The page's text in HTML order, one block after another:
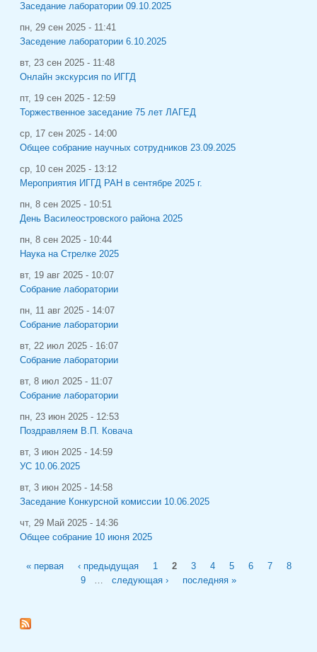
Заседание лаборатории 09.10.2025
пн, 29 сен 2025 - 11:41
Заседение лаборатории 6.10.2025
вт, 23 сен 2025 - 11:48
Онлайн экскурсия по ИГГД
пт, 19 сен 2025 - 12:59
Торжественное заседание 75 лет ЛАГЕД
ср, 17 сен 2025 - 14:00
Общее собрание научных сотрудников 23.09.2025
ср, 10 сен 2025 - 13:12
Мероприятия ИГГД РАН в сентябре 2025 г.
пн, 8 сен 2025 - 10:51
День Василеостровского района 2025
пн, 8 сен 2025 - 10:44
Наука на Стрелке 2025
вт, 19 авг 2025 - 10:07
Собрание лаборатории
пн, 11 авг 2025 - 14:07
Собрание лаборатории
вт, 22 июл 2025 - 16:07
Собрание лаборатории
вт, 8 июл 2025 - 11:07
Собрание лаборатории
пн, 23 июн 2025 - 12:53
Поздравляем В.П. Ковача
вт, 3 июн 2025 - 14:59
УС 10.06.2025
вт, 3 июн 2025 - 14:58
Заседание Конкурсной комиссии 10.06.2025
чт, 29 Май 2025 - 14:36
Общее собрание 10 июня 2025
« первая ‹ предыдущая 1 2 3 4 5 6 7
8
9
следующая › последняя »